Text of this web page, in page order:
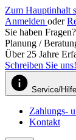
Zum Hauptinhalt
Anmelden oder
Sie haben
Planung /
Über 25 Jahre
Schreiben Sie uns!
Service/Hilfe
Zahlungs-
Kontakt